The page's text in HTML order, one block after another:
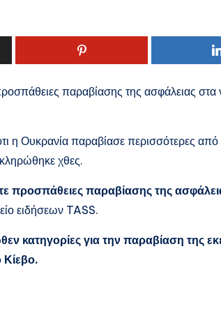
παραβίασης της ασφάλειας στα
η Ουκρανία παραβίασε περισσότερες
χθες.
προσπάθειες παραβίασης της
ειδήσεων TASS.
κατηγορίες για την παραβίαση της
Κίεβο.